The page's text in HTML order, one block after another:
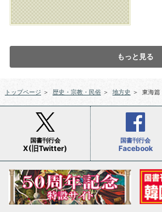
もっと見る
トップページ ＞ 歴史・宗教・民俗 ＞ 地方史 ＞ 東海篇
国書刊行会
X(旧Twitter)
国書刊行会
Facebook